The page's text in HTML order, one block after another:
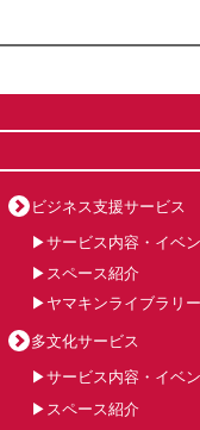
ビジネス支援サービス
サービス内容・イベ
スペース紹介
ヤマキンライブラリー
多文化サービス
サービス内容・イベ
スペース紹介